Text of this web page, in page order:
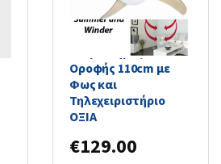
Primo PRCF-80283
Ανεμιστήρας
Οροφής 110cm με
Φως και
Τηλεχειριστήριο
ΟΞΙΑ
€129.00